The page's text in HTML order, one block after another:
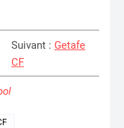
Suivant : Getafe
CF